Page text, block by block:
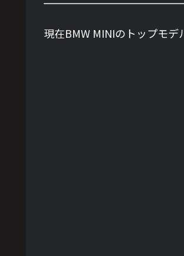
現在BMW MINIのトップモデ